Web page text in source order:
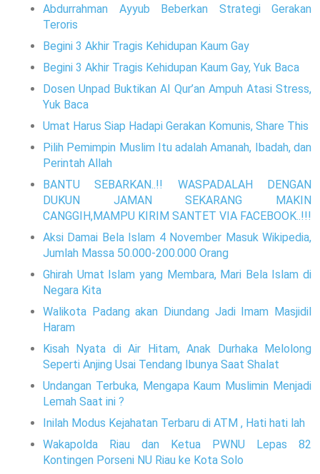
Abdurrahman Ayyub Beberkan Strategi Gerakan
Teroris
Begini 3 Akhir Tragis Kehidupan Kaum Gay
Begini 3 Akhir Tragis Kehidupan Kaum Gay, Yuk Baca
Dosen Unpad Buktikan Al Qur’an Ampuh Atasi Stress,
Yuk Baca
Umat Harus Siap Hadapi Gerakan Komunis, Share This
Pilih Pemimpin Muslim Itu adalah Amanah, Ibadah, dan
Perintah Allah
BANTU SEBARKAN..!! WASPADALAH DENGAN
DUKUN JAMAN SEKARANG MAKIN
CANGGIH,MAMPU KIRIM SANTET VIA FACEBOOK..!!!
Aksi Damai Bela Islam 4 November Masuk Wikipedia,
Jumlah Massa 50.000-200.000 Orang
Ghirah Umat Islam yang Membara, Mari Bela Islam di
Negara Kita
Walikota Padang akan Diundang Jadi Imam Masjidil
Haram
Kisah Nyata di Air Hitam, Anak Durhaka Melolong
Seperti Anjing Usai Tendang Ibunya Saat Shalat
Undangan Terbuka, Mengapa Kaum Muslimin Menjadi
Lemah Saat ini ?
Inilah Modus Kejahatan Terbaru di ATM , Hati hati lah
Wakapolda Riau dan Ketua PWNU Lepas 82
Kontingen Porseni NU Riau ke Kota Solo